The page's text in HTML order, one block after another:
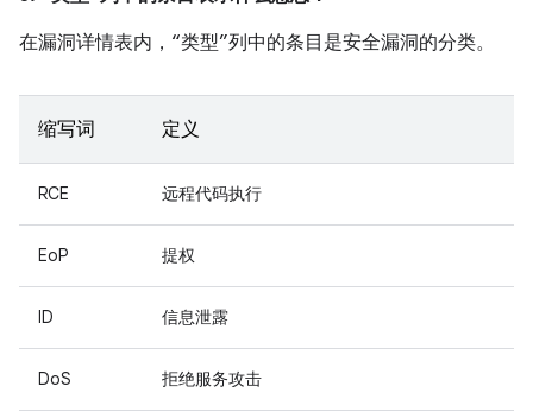
在漏洞详情表内，“类型”列中的条目是安全漏洞的分类。
缩写词 定义
RCE 远程代码执行
EoP 提权
ID 信息泄露
DoS 拒绝服务攻击